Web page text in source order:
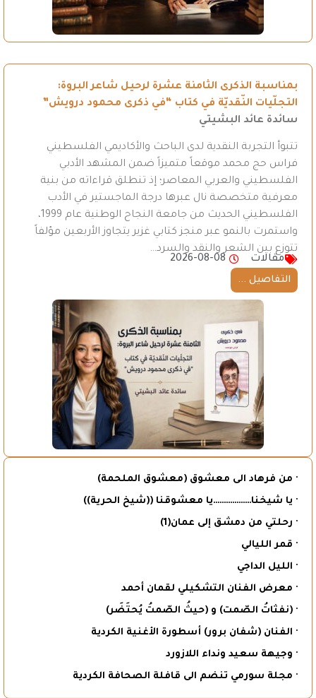
بمناسبة الذكرى الثامنة عشرة لرحيل شاعر البروة:
التجلّيات النّقديّة في كتاب “في ذكرى محمود درويش”
سائدة عائد البشيتي
تتبوأ التجربة النقدية لدى الباحث والأكاديمي الفلسطيني
فراس حج محمد موقعاً متميزاً ضمن المشهد الأدبي
الفلسطيني والعربي المعاصر؛ إذ تنطلق قراءاته من بنية
معرفية متخصصة نال عبرها درجة الماجستير في الأدب
الفلسطيني الحديث من جامعة النجاح الوطنية عام 1999،
واستمرت بالنمو عبر منجز كتابي غزير يتجاوز الأربعين مؤلفاً
تتوزع بين الشعر والنقد والسرد…
مقالات
2026-08-08
التفاصيل ...
· من فرهاد الى معشوق (معشوق الملحمة)
· يا شيخنا………………يا معشوقنا ((شيخ الحرية))
· رحلتي من دمشق إلى عمان(1)
· قمر الليالي
· الليل الداجي
· معرض الفنان التشكيلي لقمان أحمد
· (نفثاتُ الصّمت) و (حيثُ الصّمتُ يُحتَضَر)
· الفنان (شفان برور) أسطورة الأغنية الكردية
· وجيهة سعيد ونداء اللازورد
· مجلة سورمي تنضم الى قافلة الصحافة الكردية